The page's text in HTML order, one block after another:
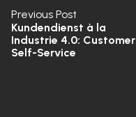
Previous Post
Kundendienst à la
Industrie 4.0: Customer
Self-Service